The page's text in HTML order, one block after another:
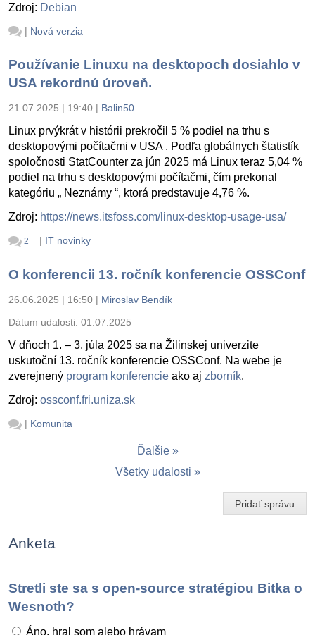
Zdroj: Debian
| Nová verzia
Používanie Linuxu na desktopoch dosiahlo v
USA rekordnú úroveň.
21.07.2025 | 19:40 | Balin50
Linux prvýkrát v histórii prekročil 5 % podiel na trhu s
desktopovými počítačmi v USA . Podľa globálnych štatistík
spoločnosti StatCounter za jún 2025 má Linux teraz 5,04 %
podiel na trhu s desktopovými počítačmi, čím prekonal
kategóriu „ Neznámy “, ktorá predstavuje 4,76 %.
Zdroj: https://news.itsfoss.com/linux-desktop-usage-usa/
2 | IT novinky
O konferencii 13. ročník konferencie OSSConf
26.06.2025 | 16:50 | Miroslav Bendík
Dátum udalosti: 01.07.2025
V dňoch 1. – 3. júla 2025 sa na Žilinskej univerzite
uskutoční 13. ročník konferencie OSSConf. Na webe je
zverejnený program konferencie ako aj zborník.
Zdroj: ossconf.fri.uniza.sk
| Komunita
Ďalšie
Všetky udalosti
Pridať správu
Anketa
Stretli ste sa s open-source stratégiou Bitka o
Wesnoth?
Áno, hral som alebo hrávam